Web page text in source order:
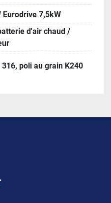
Eurodrive 7,5kW
d'air chaud /
316, poli au grain K240